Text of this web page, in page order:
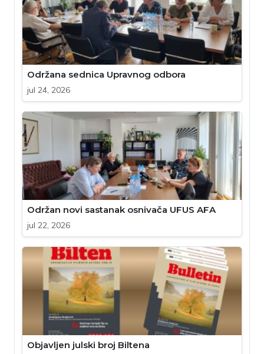
Održana sednica Upravnog odbora
jul 24, 2026
Održan novi sastanak osnivača UFUS AFA
jul 22, 2026
Objavljen julski broj Biltena